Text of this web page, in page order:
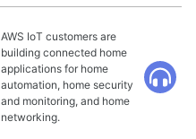
AWS IoT customers are
building connected home
applications for home
automation, home security
and monitoring, and home
networking.